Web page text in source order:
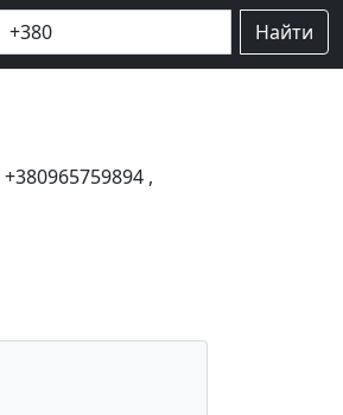
Найти
+380965759894 ,